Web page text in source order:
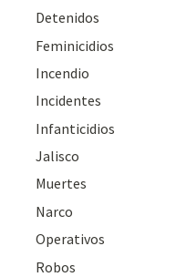
Detenidos
Feminicidios
Incendio
Incidentes
Infanticidios
Jalisco
Muertes
Narco
Operativos
Robos